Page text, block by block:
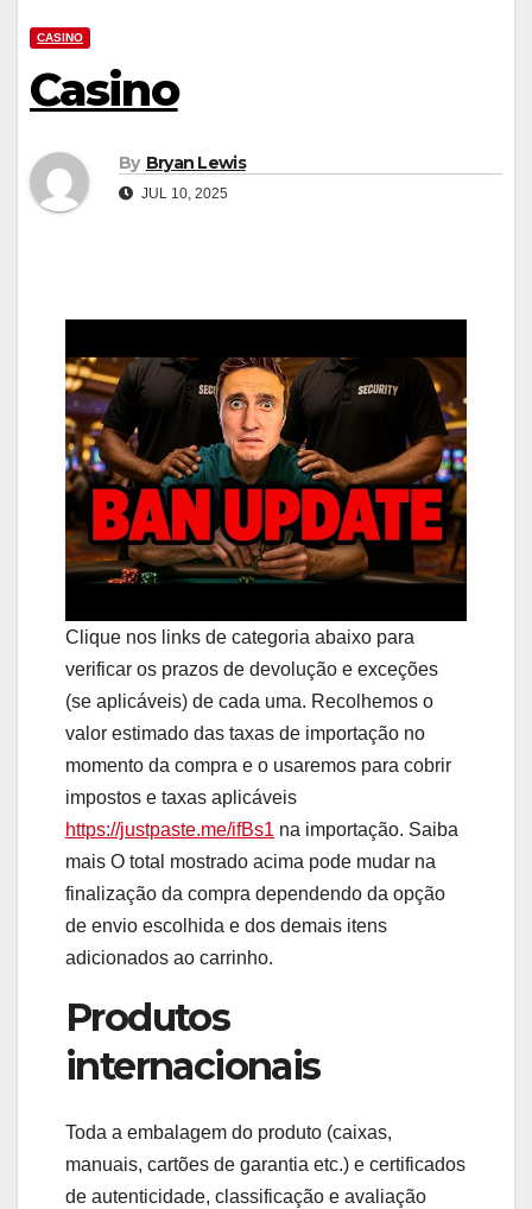
CASINO
Casino
By Bryan Lewis
JUL 10, 2025
Clique nos links de categoria abaixo para
verificar os prazos de devolução e exceções
(se aplicáveis) de cada uma. Recolhemos o
valor estimado das taxas de importação no
momento da compra e o usaremos para cobrir
impostos e taxas aplicáveis
https://justpaste.me/ifBs1 na importação. Saiba
mais O total mostrado acima pode mudar na
finalização da compra dependendo da opção
de envio escolhida e dos demais itens
adicionados ao carrinho.
Produtos
internacionais
Toda a embalagem do produto (caixas,
manuais, cartões de garantia etc.) e certificados
de autenticidade, classificação e avaliação